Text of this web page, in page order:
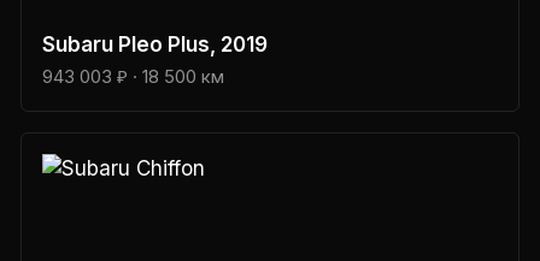
Subaru Pleo Plus , 2019
943 003 ₽ · 18 500 км